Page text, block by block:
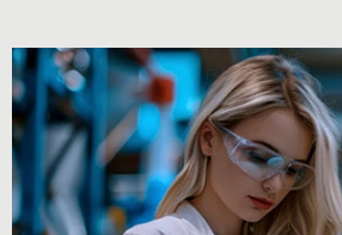
Carousel starts